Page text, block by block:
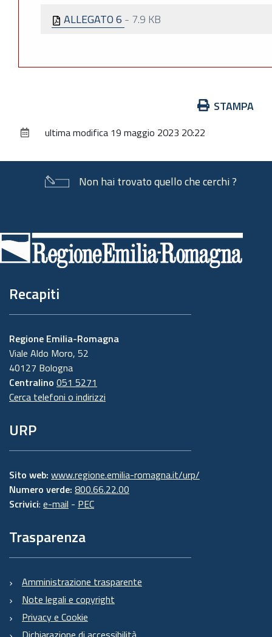
ALLEGATO 6 - 7.9 KB
documento
STAMPA
ultima modifica 19 maggio 2023 20:22
Non hai trovato quello che cerchi ?
di
pagina
Recapiti
Regione Emilia-Romagna
Viale Aldo Moro, 52
40127 Bologna
Centralino 051 5271
Cerca telefoni o indirizzi
URP
Sito web: www.regione.emilia-romagna.it/urp/
Numero verde: 800.66.22.00
Scrivici: e-mail - PEC
Trasparenza
Amministrazione trasparente
Note legali e copyright
Privacy e Cookie